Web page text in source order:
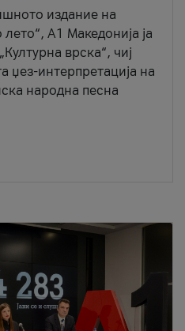
издание на
А1 Македонија ја
врска“, чиј
џез-интерпретација на
народна песна